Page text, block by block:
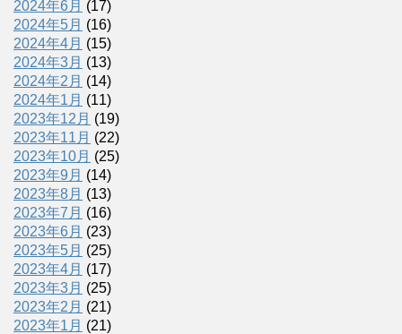
2024年6月 (17)
2024年5月 (16)
2024年4月 (15)
2024年3月 (13)
2024年2月 (14)
2024年1月 (11)
2023年12月 (19)
2023年11月 (22)
2023年10月 (25)
2023年9月 (14)
2023年8月 (13)
2023年7月 (16)
2023年6月 (23)
2023年5月 (25)
2023年4月 (17)
2023年3月 (25)
2023年2月 (21)
2023年1月 (21)